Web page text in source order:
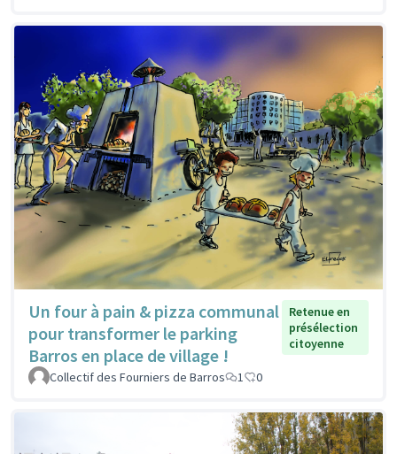
Un four à pain & pizza communal
pour transformer le parking
Barros en place de village !
Retenue en
présélection
citoyenne
Collectif des Fourniers de Barros 1 0